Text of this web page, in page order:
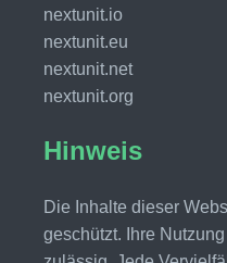
nextunit.io
nextunit.eu
nextunit.net
nextunit.org
Hinweis
Die Inhalte dieser
geschützt. Ihre